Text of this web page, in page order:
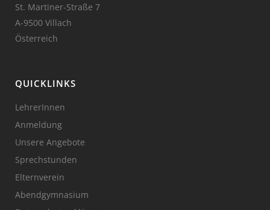
St. Martiner-Straße 7
A-9500 Villach
Österreich
QUICKLINKS
LehrerInnen
Anmeldung
Unsere Angebote
Sprechstunden
Elternverein
Abendgymnasium